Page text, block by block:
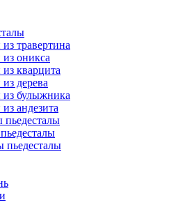
травертина
оникса
кварцита
дерева
из булыжника
андезита
пьедесталы